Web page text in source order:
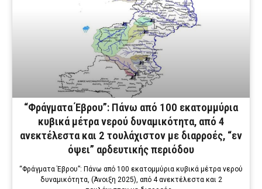
“Φράγματα Έβρου”: Πάνω από 100 εκατομμύρια
κυβικά μέτρα νερού δυναμικότητα, από 4
ανεκτέλεστα και 2 τουλάχιστον με διαρροές, “εν
όψει” αρδευτικής περιόδου
“Φράγματα Έβρου”: Πάνω από 100 εκατομμύρια κυβικά μέτρα νερού
δυναμικότητα, (Άνοιξη 2025), από 4 ανεκτέλεστα και 2